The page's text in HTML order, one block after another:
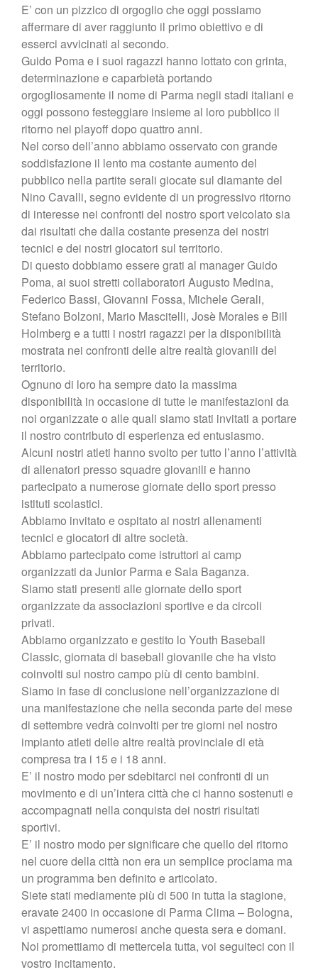
E’ con un pizzico di orgoglio che oggi possiamo
affermare di aver raggiunto il primo obiettivo e di
esserci avvicinati al secondo.
Guido Poma e i suoi ragazzi hanno lottato con grinta,
determinazione e caparbietà portando
orgogliosamente il nome di Parma negli stadi italiani e
oggi possono festeggiare insieme al loro pubblico il
ritorno nei playoff dopo quattro anni.
Nel corso dell’anno abbiamo osservato con grande
soddisfazione il lento ma costante aumento del
pubblico nella partite serali giocate sul diamante del
Nino Cavalli, segno evidente di un progressivo ritorno
di interesse nei confronti del nostro sport veicolato sia
dai risultati che dalla costante presenza dei nostri
tecnici e dei nostri giocatori sul territorio.
Di questo dobbiamo essere grati al manager Guido
Poma, ai suoi stretti collaboratori Augusto Medina,
Federico Bassi, Giovanni Fossa, Michele Gerali,
Stefano Bolzoni, Mario Mascitelli, Josè Morales e Bill
Holmberg e a tutti i nostri ragazzi per la disponibilità
mostrata nei confronti delle altre realtà giovanili del
territorio.
Ognuno di loro ha sempre dato la massima
disponibilità in occasione di tutte le manifestazioni da
noi organizzate o alle quali siamo stati invitati a portare
il nostro contributo di esperienza ed entusiasmo.
Alcuni nostri atleti hanno svolto per tutto l’anno l’attività
di allenatori presso squadre giovanili e hanno
partecipato a numerose giornate dello sport presso
istituti scolastici.
Abbiamo invitato e ospitato ai nostri allenamenti
tecnici e giocatori di altre società.
Abbiamo partecipato come istruttori ai camp
organizzati da Junior Parma e Sala Baganza.
Siamo stati presenti alle giornate dello sport
organizzate da associazioni sportive e da circoli
privati.
Abbiamo organizzato e gestito lo Youth Baseball
Classic, giornata di baseball giovanile che ha visto
coinvolti sul nostro campo più di cento bambini.
Siamo in fase di conclusione nell’organizzazione di
una manifestazione che nella seconda parte del mese
di settembre vedrà coinvolti per tre giorni nel nostro
impianto atleti delle altre realtà provinciale di età
compresa tra i 15 e i 18 anni.
E’ il nostro modo per sdebitarci nei confronti di un
movimento e di un’intera città che ci hanno sostenuti e
accompagnati nella conquista dei nostri risultati
sportivi.
E’ il nostro modo per significare che quello del ritorno
nel cuore della città non era un semplice proclama ma
un programma ben definito e articolato.
Siete stati mediamente più di 500 in tutta la stagione,
eravate 2400 in occasione di Parma Clima – Bologna,
vi aspettiamo numerosi anche questa sera e domani.
Noi promettiamo di mettercela tutta, voi seguiteci con il
vostro incitamento.